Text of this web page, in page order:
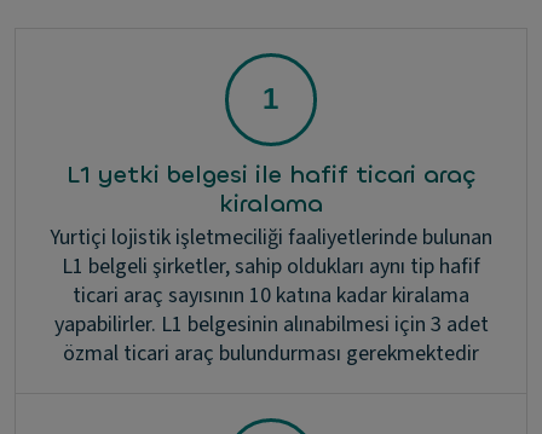
L1 yetki belgesi ile hafif ticari araç
kiralama
Yurtiçi lojistik işletmeciliği faaliyetlerinde bulunan
L1 belgeli şirketler, sahip oldukları aynı tip hafif
ticari araç sayısının 10 katına kadar kiralama
yapabilirler. L1 belgesinin alınabilmesi için 3 adet
özmal ticari araç bulundurması gerekmektedir